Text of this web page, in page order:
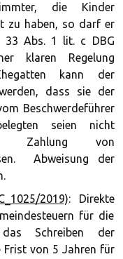
die Kinder
zu haben, so darf er
33 Abs. 1 lit. c DBG
klaren Regelung
kann der
dass sie der
Beschwerdeführer
seien nicht
Zahlung von
Abweisung der
2019): Direkte
für die
Schreiben der
Frist von 5 Jahren für